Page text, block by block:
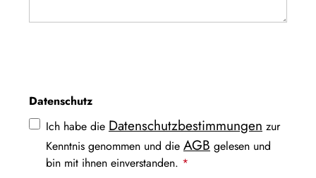
Datenschutz
Ich habe die Datenschutzbestimmungen zur
Kenntnis genommen und die AGB gelesen und
bin mit ihnen einverstanden. *